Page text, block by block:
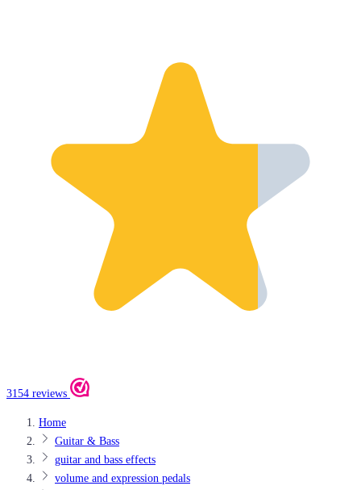
3154 reviews
Home
Guitar & Bass
guitar and bass effects
volume and expression pedals